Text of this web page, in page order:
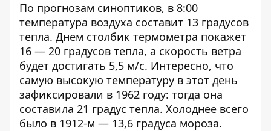
По прогнозам синоптиков, в 8:00
температура воздуха составит 13 градусов
тепла. Днем столбик термометра покажет
16 — 20 градусов тепла, а скорость ветра
будет достигать 5,5 м/с. Интересно, что
самую высокую температуру в этот день
зафиксировали в 1962 году: тогда она
составила 21 градус тепла. Холоднее всего
было в 1912-м — 13,6 градуса мороза.